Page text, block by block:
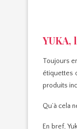
Toujours
étiquettes
produits
Qu’à cela
En bref,